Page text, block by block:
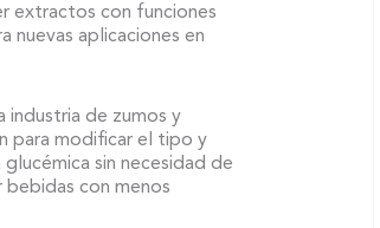
extractos con funciones
nuevas aplicaciones en
industria de zumos y
para modificar el tipo y
sin necesidad de
con menos